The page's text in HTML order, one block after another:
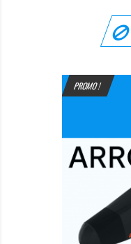
PROMO !